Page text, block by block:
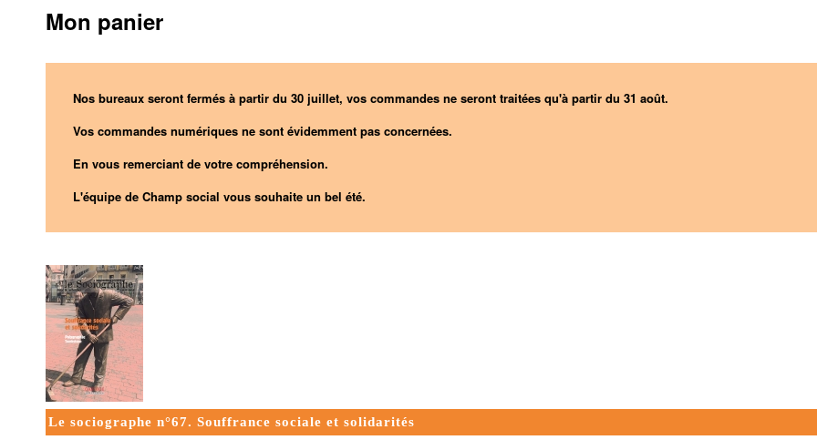
Mon panier
Nos bureaux seront fermés à partir du 30 juillet, vos commandes ne seront traitées qu'à partir du 31 août.
Vos commandes numériques ne sont évidemment pas concernées.
En vous remerciant de votre compréhension.
L'équipe de Champ social vous souhaite un bel été.
Le sociographe n°67. Souffrance sociale et solidarités